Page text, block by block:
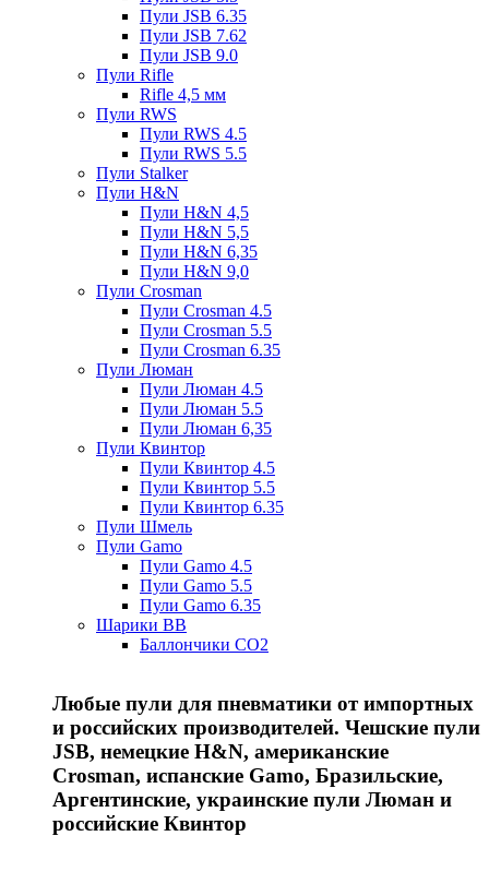
Пули JSB 6.35
Пули JSB 7.62
Пули JSB 9.0
Пули Rifle
Rifle 4,5 мм
Пули RWS
Пули RWS 4.5
Пули RWS 5.5
Пули Stalker
Пули H&N
Пули H&N 4,5
Пули H&N 5,5
Пули H&N 6,35
Пули H&N 9,0
Пули Crosman
Пули Crosman 4.5
Пули Crosman 5.5
Пули Crosman 6.35
Пули Люман
Пули Люман 4.5
Пули Люман 5.5
Пули Люман 6,35
Пули Квинтор
Пули Квинтор 4.5
Пули Квинтор 5.5
Пули Квинтор 6.35
Пули Шмель
Пули Gamo
Пули Gamo 4.5
Пули Gamo 5.5
Пули Gamo 6.35
Шарики BB
Баллончики CO2
Любые пули для пневматики от импортных
и российских производителей. Чешские пули
JSB, немецкие H&N, американские
Crosman, испанские Gamo, Бразильские,
Аргентинские, украинские пули Люман и
российские Квинтор